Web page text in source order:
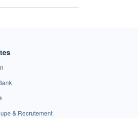
& Recrutement